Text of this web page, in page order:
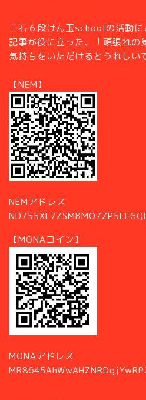
三石６段けん玉schoolの活動に
記事が役に立った、「頑張れの
気持ちをいただけるとうれしい
【NEM】
NEMアドレス
【MONAコイン】
MONAアドレス